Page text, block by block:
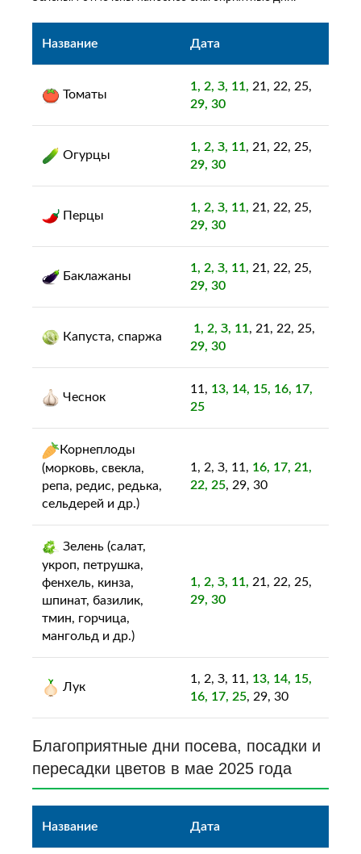
Название Дата
Томаты
1, 2, З, 11, 21, 22, 25,
29, 30
Огурцы
1, 2, З, 11, 21, 22, 25,
29, 30
Перцы
1, 2, З, 11, 21, 22, 25,
29, 30
Баклажаны
1, 2, З, 11, 21, 22, 25,
29, 30
Капуста, спаржа
1, 2, З, 11, 21, 22, 25,
29, 30
Чеснок
11, 13, 14, 15, 16, 17,
25
Корнеплоды
(морковь, свекла,
репа, редис, редька,
сельдерей и др.)
1, 2, З, 11, 16, 17, 21,
22, 25, 29, 30
Зелень (салат,
укроп, петрушка,
фенхель, кинза,
шпинат, базилик,
тмин, горчица,
мангольд и др.)
1, 2, З, 11, 21, 22, 25,
29, 30
Лук
1, 2, З, 11, 13, 14, 15,
16, 17, 25, 29, 30
Благоприятные дни посева, посадки и
пересадки цветов в мае 2025 года
Название Дата